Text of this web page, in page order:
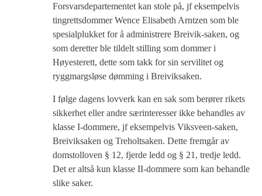
Forsvarsdepartementet kan stole på, jf eksempelvis
tingrettsdommer Wence Elisabeth Arntzen som ble
spesialplukket for å administrere Breivik-saken, og
som deretter ble tildelt stilling som dommer i
Høyesterett, dette som takk for sin servilitet og
ryggmargsløse dømming i Breiviksaken.
I følge dagens lovverk kan en sak som berører rikets
sikkerhet eller andre særinteresser ikke behandles av
klasse I-dommere, jf eksempelvis Viksveen-saken,
Breiviksaken og Treholtsaken. Dette fremgår av
domstolloven § 12, fjerde ledd og § 21, tredje ledd.
Det er altså kun klasse II-dommere som kan behandle
slike saker.